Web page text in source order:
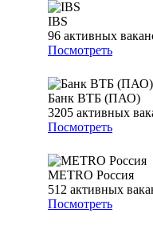
IBS
96 активных
Посмотреть
Банк ВТБ (ПАО)
3205 активных
Посмотреть
METRO Россия
512 активных
Посмотреть